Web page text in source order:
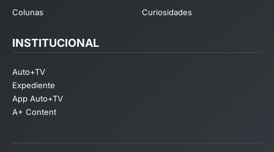
Colunas
Curiosidades
INSTITUCIONAL
Auto+TV
Expediente
App Auto+TV
A+ Content